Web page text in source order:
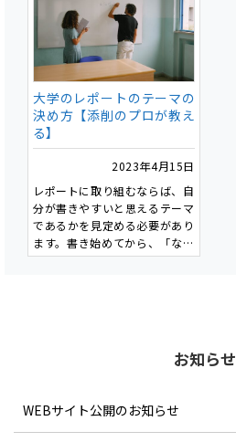
大学のレポートのテーマの
決め方【添削のプロが教え
る】
2023年4月15日
レポートに取り組むならば、自
分が書きやすいと思えるテーマ
であるかを見定める必要があり
ます。書き始めてから、「なん
でこのテーマにしちゃったん
これは一度決めた「テーマ」で
い、取り返しがつかないためで
す。
お知らせ
WEBサイト公開のお知らせ